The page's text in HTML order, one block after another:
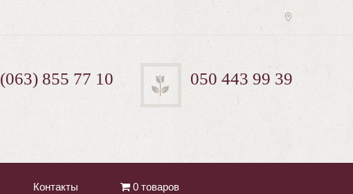
(063) 855 77 10 050 443 99 39
Контакты 0 товаров